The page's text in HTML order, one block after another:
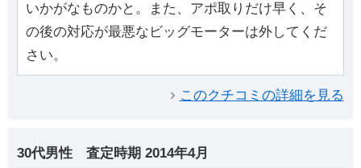
いかがなものかと。また、アポ取りだけ早く、そ
の後の対応が最悪なビッグモーターは外してくだ
さい。
このクチコミの詳細を見る
30代男性 査定時期 2014年4月